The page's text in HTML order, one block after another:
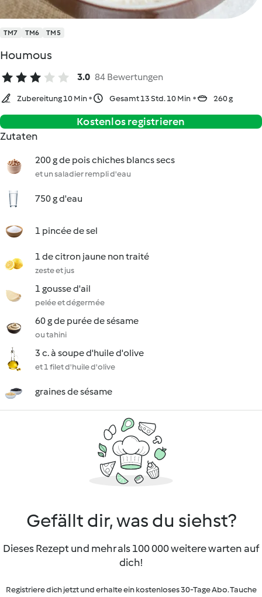
TM7 TM6 TM5
Houmous
3.0 84 Bewertungen
Zubereitung 10 Min Gesamt 13 Std. 10 Min 260 g
Kostenlos registrieren
Zutaten
200 g de pois chiches blancs secs
et un saladier rempli d'eau
750 g d'eau
1 pincée de sel
1 de citron jaune non traité
zeste et jus
1 gousse d'ail
pelée et dégermée
60 g de purée de sésame
ou tahini
3 c. à soupe d'huile d'olive
et 1 filet d'huile d'olive
graines de sésame
Gefällt dir, was du siehst?
Dieses Rezept und mehr als 100 000 weitere warten auf
dich!
Registriere dich jetzt und erhalte ein kostenloses 30-Tage Abo. Tauche